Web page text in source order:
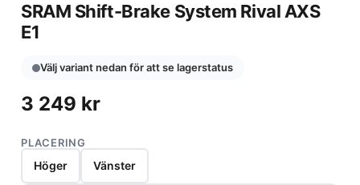
SRAM Shift-Brake System Rival AXS
E1
Välj variant nedan för att se lagerstatus
3 249 kr
PLACERING
Höger Vänster